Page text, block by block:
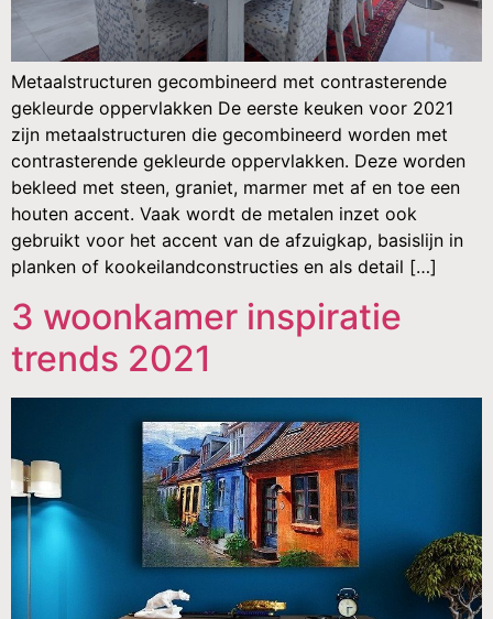
Metaalstructuren gecombineerd met contrasterende
gekleurde oppervlakken De eerste keuken voor 2021
zijn metaalstructuren die gecombineerd worden met
contrasterende gekleurde oppervlakken. Deze worden
bekleed met steen, graniet, marmer met af en toe een
houten accent. Vaak wordt de metalen inzet ook
gebruikt voor het accent van de afzuigkap, basislijn in
planken of kookeilandconstructies en als detail […]
3 woonkamer inspiratie
trends 2021